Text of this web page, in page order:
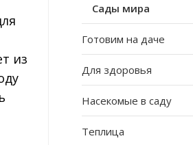
из
Сады мира
Готовим на даче
Для здоровья
Насекомые в саду
Теплица